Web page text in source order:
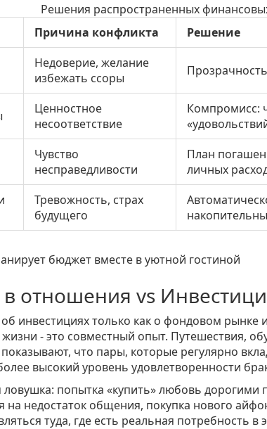
Решения распространенных
Причина конфликта Решение
Недоверие, желание
избежать ссоры
Ценностное
несоответствие
Компромисс:
Чувство
несправедливости
План
личных
Тревожность, страх
будущего
отношения vs
инвестициях только как о фондовом
- это совместный опыт. Путешествия,
что пары, которые регулярно
высокий уровень удовлетворенности
ловушка: попытка «купить» любовь
на недостаток общения, покупка нового
туда, где есть реальная потребность